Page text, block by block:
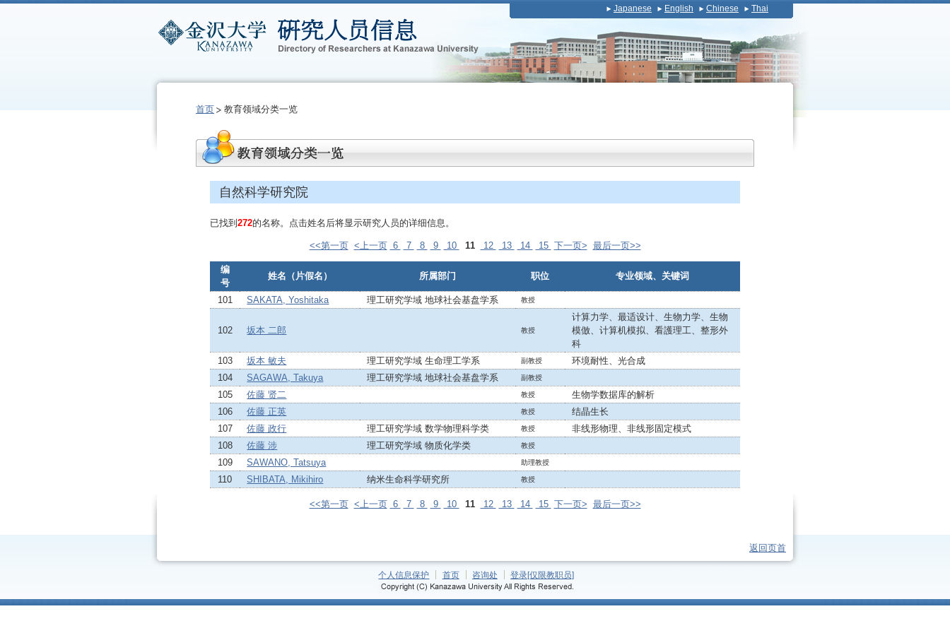
Japanese English Chinese Thai
首页 教育领域分类一览
自然科学研究院
已找到 272的名称。点击姓名后将显示研究人员的详细信息。
<<第一页 <上一页 6 7 8 9 10 11 12 13 14 15 下一页> 最后一页>>
编
号
姓名（片假名） 所属部门 职位 专业领域、关键词
101 SAKATA, Yoshitaka 理工研究学域 地球社会基盘学系 教授
102 坂本 二郎 教授
计算力学、最适设计、生物力学、生物
模倣、计算机模拟、看護理工、整形外
科
103
坂本 敏夫 理工研究学域 生命理工学系 副教授
环境耐性、光合成
104
SAGAWA, Takuya 理工研究学域 地球社会基盘学系 副教授
105 佐藤 贤二 教授
生物学数据库的解析
106
佐藤 正英 教授
结晶生长
107
佐藤 政行 理工研究学域 数学物理科学类 教授
非线形物理、非线形固定模式
108
佐藤 涉 理工研究学域 物质化学类 教授
109 SAWANO, Tatsuya 助理教授
110 SHIBATA, Mikihiro 纳米生命科学研究所 教授
<<第一页 <上一页 6 7 8 9 10 11 12 13 14 15 下一页> 最后一页>>
返回页首
个人信息保护 首页 咨询处 登录[仅限教职员]